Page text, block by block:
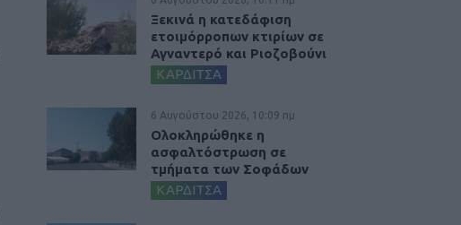
Ξεκινά η κατεδάφιση
ετοιμόρροπων κτιρίων σε
Αγναντερό και Ριοζοβούνι
ΚΑΡΔΙΤΣΑ
6 Αυγούστου 2026, 10:09 πμ
Ολοκληρώθηκε η
ασφαλτόστρωση σε
τμήματα των Σοφάδων
ΚΑΡΔΙΤΣΑ